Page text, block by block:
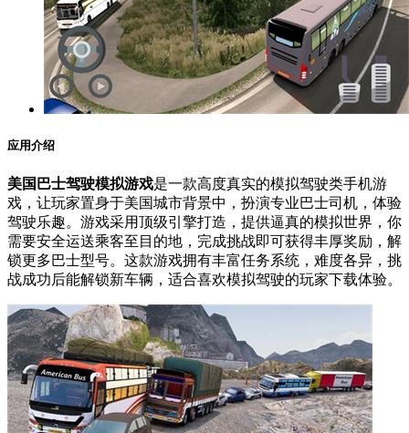
应用介绍
美国巴士驾驶模拟游戏是一款高度真实的模拟驾驶类手机游
戏，让玩家置身于美国城市背景中，扮演专业巴士司机，体验
驾驶乐趣。游戏采用顶级引擎打造，提供逼真的模拟世界，你
需要安全运送乘客至目的地，完成挑战即可获得丰厚奖励，解
锁更多巴士型号。这款游戏拥有丰富任务系统，难度各异，挑
战成功后能解锁新车辆，适合喜欢模拟驾驶的玩家下载体验。